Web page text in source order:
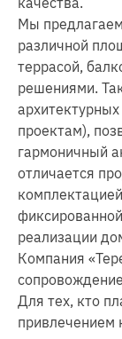
Мы
различной
террасой,
решениями.
проектам),
гармоничный
отличается
реализации
Компания
Для тех, кто
привлечением